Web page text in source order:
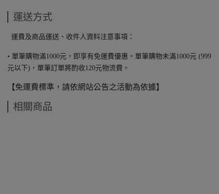
運送方式
運費及商品運送、收件人資料注意事項：
• 單筆購物滿1000元，即享有免運費優惠。單筆購物未滿1000元 (999
元以下)，單筆訂單將酌收120元物流費。
【免運費標準，請依網站公告之活動為依據】
相關商品